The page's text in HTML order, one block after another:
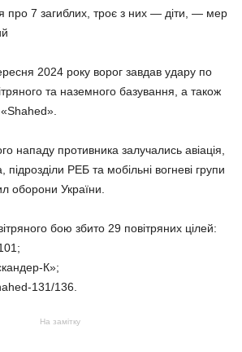
про 7 загиблих, троє з них — діти, — мер
2024 року ворог завдав удару по
та наземного базування, а також
нападу противника залучались авіація,
підрозділи РЕБ та мобільні вогневі групи
оборони України.
бою збито 29 повітряних цілей:
К»;
131/136.
На замітку